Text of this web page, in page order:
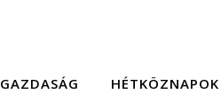
GAZDASÁG HÉTKÖZNAPOK